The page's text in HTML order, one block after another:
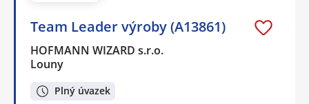
Team Leader výroby (A13861)
HOFMANN WIZARD s.r.o.
Louny
Plný úvazek